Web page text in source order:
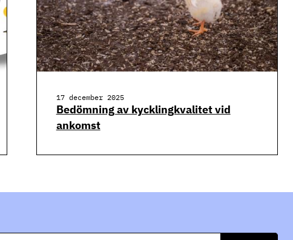
17 december 2025
Bedömning av kycklingkvalitet vid
ankomst